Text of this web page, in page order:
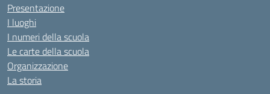
Presentazione
I luoghi
I numeri della scuola
Le carte della scuola
Organizzazione
La storia